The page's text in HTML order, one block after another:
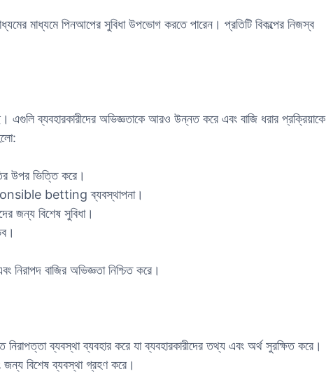
মাধ্যমে পিনআপের সুবিধা উপভোগ করতে পারেন। প্রতিটি বিকল্পের নিজস্ব
এগুলি ব্যবহারকারীদের অভিজ্ঞতাকে আরও উন্নত করে এবং বাজি ধরার প্রক্রিয়াকে
উপর ভিত্তি করে।
betting ব্যবস্থাপনা।
জন্য বিশেষ সুবিধা।
বাজির অভিজ্ঞতা নিশ্চিত করে।
ব্যবস্থা ব্যবহার করে যা ব্যবহারকারীদের তথ্য এবং অর্থ সুরক্ষিত করে।
জন্য বিশেষ ব্যবস্থা গ্রহণ করে।